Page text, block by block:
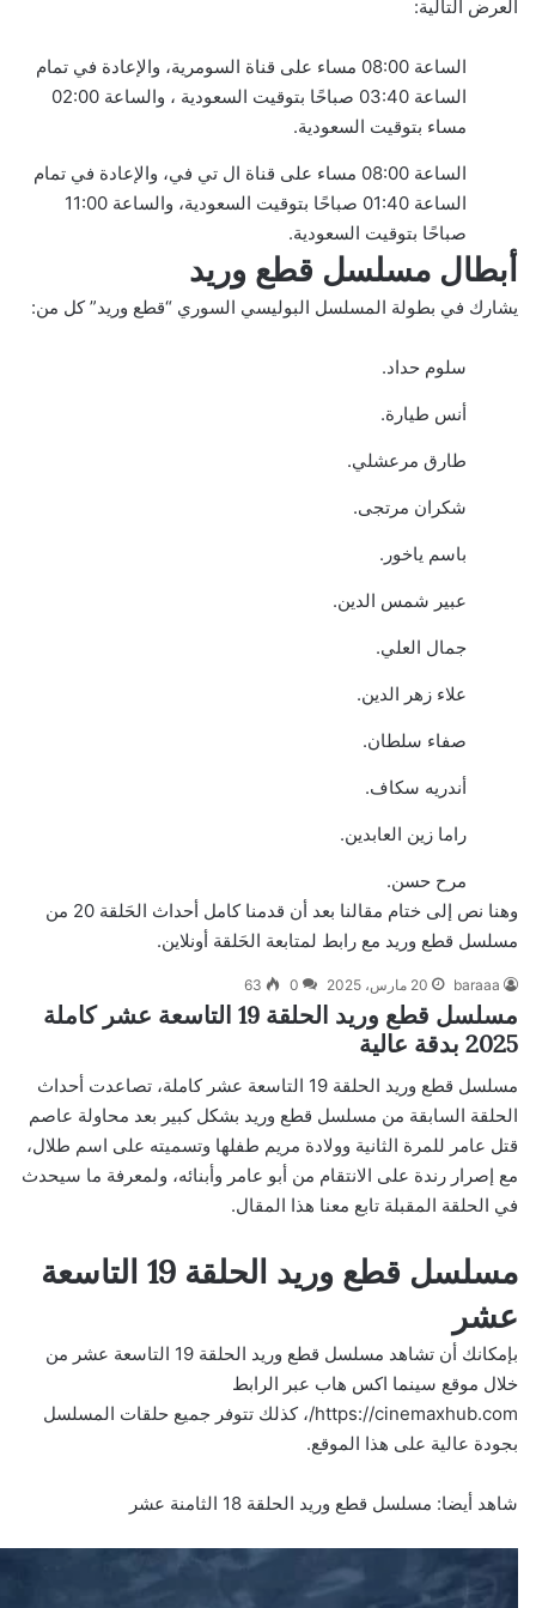
العرض التالية:
الساعة 08:00 مساء على قناة السومرية، والإعادة في تمام
الساعة 03:40 صباحًا بتوقيت السعودية ، والساعة 02:00
مساء بتوقيت السعودية.
الساعة 08:00 مساء على قناة ال تي في، والإعادة في تمام
الساعة 01:40 صباحًا بتوقيت السعودية، والساعة 11:00
صباحًا بتوقيت السعودية.
أبطال مسلسل قطع وريد
يشارك في بطولة المسلسل البوليسي السوري “قطع وريد” كل من:
سلوم حداد.
أنس طيارة.
طارق مرعشلي.
شكران مرتجى.
باسم ياخور.
عبير شمس الدين.
جمال العلي.
علاء زهر الدين.
صفاء سلطان.
أندريه سكاف.
راما زين العابدين.
مرح حسن.
وهنا نص إلى ختام مقالنا بعد أن قدمنا كامل أحداث الحَلقة 20 من
مسلسل قطع وريد مع رابط لمتابعة الحَلقة أونلاين.
baraaa 20 مارس، 2025 0
63
مسلسل قطع وريد الحلقة 19 التاسعة عشر كاملة
2025 بدقة عالية
مسلسل قطع وريد الحلقة 19 التاسعة عشر كاملة، تصاعدت أحداث
الحلقة السابقة من مسلسل قطع وريد بشكل كبير بعد محاولة عاصم
قتل عامر للمرة الثانية وولادة مريم طفلها وتسميته على اسم طلال،
مع إصرار رندة على الانتقام من أبو عامر وأبنائه، ولمعرفة ما سيحدث
في الحلقة المقبلة تابع معنا هذا المقال.
مسلسل قطع وريد الحلقة 19 التاسعة
عشر
بإمكانك أن تشاهد مسلسل قطع وريد الحلقة 19 التاسعة عشر من
خلال موقع سينما اكس هاب عبر الرابط
https://cinemaxhub.com/ ، كذلك تتوفر جميع حلقات المسلسل
بجودة عالية على هذا الموقع.
شاهد أيضا: مسلسل قطع وريد الحلقة 18 الثامنة عشر